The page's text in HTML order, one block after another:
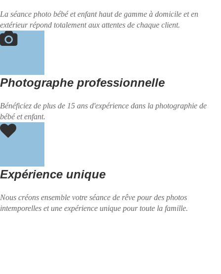
La séance photo bébé et enfant haut de gamme à domicile et en
extérieur répond totalement aux attentes de chaque client.
Photographe professionnelle
Bénéficiez de plus de 15 ans d'expérience dans la photographie de
bébé et enfant.
Expérience unique
Nous créons ensemble votre séance de rêve pour des photos
intemporelles et une expérience unique pour toute la famille.